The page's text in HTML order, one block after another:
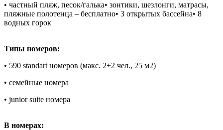
• частный пляж, песок/галька• зонтики, шезлонги, матрасы,
пляжные полотенца – бесплатно• 3 открытых бассейна• 8
водных горок
Типы номеров:
• 590 standart номеров (макс. 2+2 чел., 25 м2)
• семейные номера
• junior suite номера
В номерах: